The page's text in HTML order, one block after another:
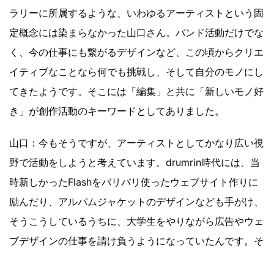
ラリーに所属するような、いわゆるアーティストという固
定概念には染まらなかった山口さん。バンド活動だけでな
く、今の仕事にも繋がるデザインなど、この頃からクリエ
イティブなことなら何でも挑戦し、そして自分のモノにし
てきたようです。そこには「編集」と共に「新しいモノ好
き」が創作活動のキーワードとしてありました。
山口：今もそうですが、アーティストとしてかなり広い視
野で活動をしようと考えています。drumrin時代には、当
時新しかったFlashをバリバリ使ったウェブサイト作りに
励んだり、アルバムジャケットのデザインなども手がけ、
そうこうしているうちに、大学生をやりながら広告やウェ
ブデザインの仕事を請け負うようになっていたんです。そ